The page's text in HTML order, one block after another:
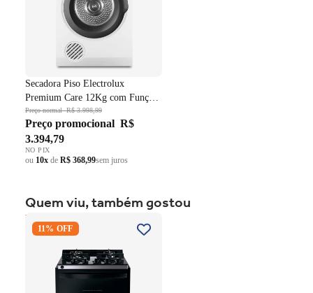
Secadora Piso Electrolux
Premium Care 12Kg com Função
AutoSense SFP12 Branco 220V
Preço normalR$ 3.998,99
Preço promocional R$
3.394,79
NO PIX
ou 10x de R$ 368,99sem juros
Quem viu, também gostou
Fogão 4 Bocas Brastemp de
Embutir BYO4XAE Mesa
Fundido Dupla Chama Preto
11% OFF